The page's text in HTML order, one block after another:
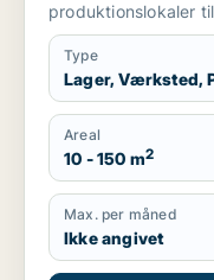
produktionslokaler
Type
Lager, Værksted,
Areal
10 - 150 m2
Max. per måned
Ikke angivet